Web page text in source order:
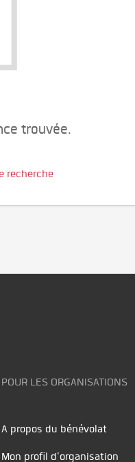
trouvée.
recherche
POUR LES ORGANISATIONS
A propos du bénévolat
Mon profil d'organisation